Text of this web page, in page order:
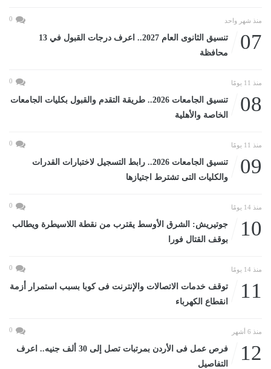
منذ شهر واحد 0
07
تنسيق الثانوى العام 2027.. اعرف درجات القبول في 13
محافظة
منذ 11 يومًا 0
08
تنسيق الجامعات 2026.. طريقة التقدم والقبول بكليات الجامعات
الخاصة والأهلية
منذ 11 يومًا 0
09
تنسيق الجامعات 2026.. رابط التسجيل لاختبارات القدرات
والكليات التى تشترط اجتيازها
منذ 14 يومًا 0
10
جوتيريش: الشرق الأوسط يقترب من نقطة اللاسيطرة ويطالب
بوقف القتال فورا
منذ 14 يومًا 0
11
توقف خدمات الاتصالات والإنترنت فى كوبا بسبب استمرار أزمة
انقطاع الكهرباء
منذ 6 أشهر 0
12
فرص عمل فى الأردن بمرتبات تصل إلى 30 ألف جنيه.. اعرف
التفاصيل